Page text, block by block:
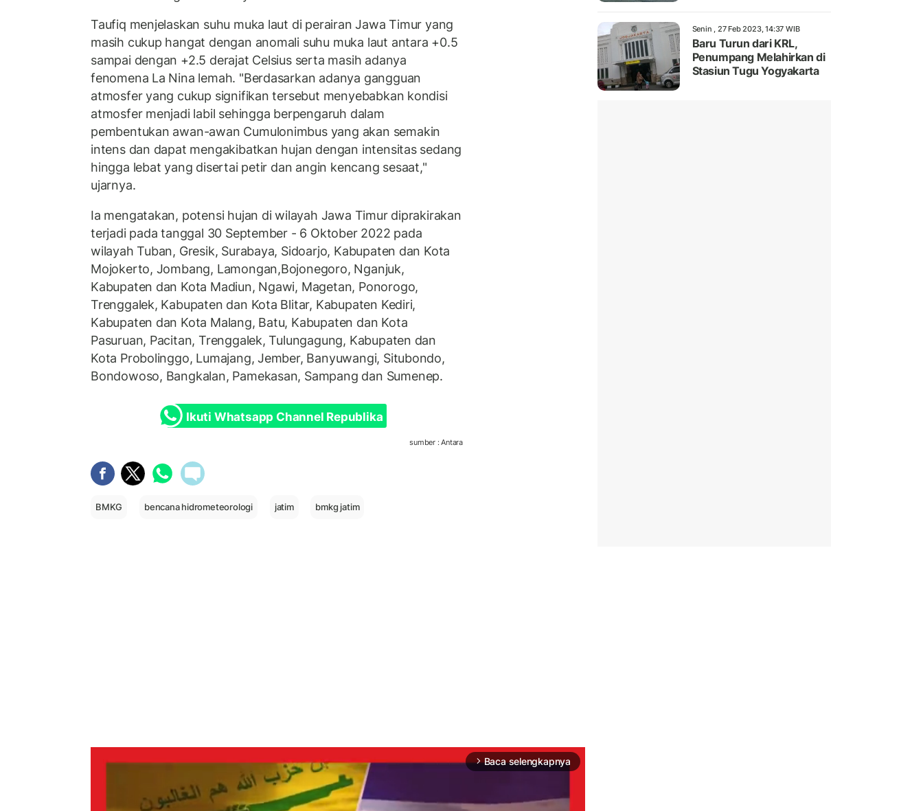
Taufiq menjelaskan suhu muka laut di perairan Jawa Timur yang
masih cukup hangat dengan anomali suhu muka laut antara +0.5
sampai dengan +2.5 derajat Celsius serta masih adanya
fenomena La Nina lemah. "Berdasarkan adanya gangguan
atmosfer yang cukup signifikan tersebut menyebabkan kondisi
atmosfer menjadi labil sehingga berpengaruh dalam
pembentukan awan-awan Cumulonimbus yang akan semakin
intens dan dapat mengakibatkan hujan dengan intensitas sedang
hingga lebat yang disertai petir dan angin kencang sesaat,"
ujarnya.
Ia mengatakan, potensi hujan di wilayah Jawa Timur diprakirakan
terjadi pada tanggal 30 September - 6 Oktober 2022 pada
wilayah Tuban, Gresik, Surabaya, Sidoarjo, Kabupaten dan Kota
Mojokerto, Jombang, Lamongan,Bojonegoro, Nganjuk,
Kabupaten dan Kota Madiun, Ngawi, Magetan, Ponorogo,
Trenggalek, Kabupaten dan Kota Blitar, Kabupaten Kediri,
Kabupaten dan Kota Malang, Batu, Kabupaten dan Kota
Pasuruan, Pacitan, Trenggalek, Tulungagung, Kabupaten dan
Kota Probolinggo, Lumajang, Jember, Banyuwangi, Situbondo,
Bondowoso, Bangkalan, Pamekasan, Sampang dan Sumenep.
Ikuti Whatsapp Channel Republika
sumber : Antara
BMKG bencana hidrometeorologi jatim bmkg jatim
arrow_forward_ios Baca selengkapnya
Senin , 27 Feb 2023, 14:37 WIB
Baru Turun dari KRL,
Penumpang Melahirkan di
Stasiun Tugu Yogyakarta